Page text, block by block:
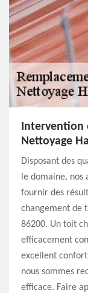
Intervention
Nettoyage
Disposant des
le domaine, nos
fournir des
changement de
86200. Un toit
efficacement
excellent
nous sommes
efficace. Faire